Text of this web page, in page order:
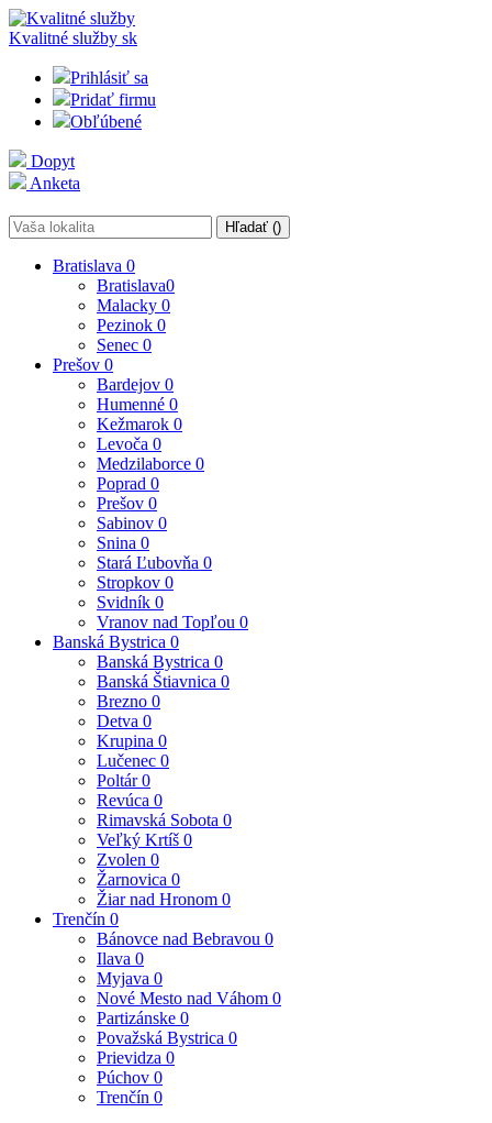
Kvalitné služby sk
Prihlásiť sa
Pridať firmu
Obľúbené
Dopyt
Anketa
Hľadať ()
Bratislava 0
Bratislava0
Malacky 0
Pezinok 0
Senec 0
Prešov 0
Bardejov 0
Humenné 0
Kežmarok 0
Levoča 0
Medzilaborce 0
Poprad 0
Prešov 0
Sabinov 0
Snina 0
Stará Ľubovňa 0
Stropkov 0
Svidník 0
Vranov nad Topľou 0
Banská Bystrica 0
Banská Bystrica 0
Banská Štiavnica 0
Brezno 0
Detva 0
Krupina 0
Lučenec 0
Poltár0
Revúca 0
Rimavská Sobota 0
Veľký Krtíš 0
Zvolen 0
Žarnovica 0
Žiar nad Hronom 0
Trenčín 0
Bánovce nad Bebravou 0
Ilava 0
Myjava 0
Nové Mesto nad Váhom 0
Partizánske 0
Považská Bystrica 0
Prievidza 0
Púchov 0
Trenčín 0